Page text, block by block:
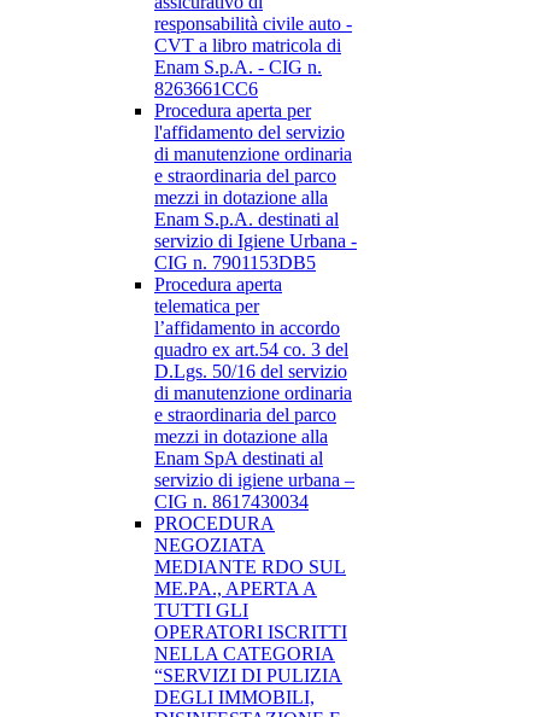
responsabilità civile auto -
CVT a libro matricola di
Enam S.p.A. - CIG n.
8263661CC6
Procedura aperta per
l'affidamento del servizio
di manutenzione ordinaria
e straordinaria del parco
mezzi in dotazione alla
Enam S.p.A. destinati al
servizio di Igiene Urbana -
CIG n. 7901153DB5
Procedura aperta
telematica per
l’affidamento in accordo
quadro ex art.54 co. 3 del
D.Lgs. 50/16 del servizio
di manutenzione ordinaria
e straordinaria del parco
mezzi in dotazione alla
Enam SpA destinati al
servizio di igiene urbana –
CIG n. 8617430034
PROCEDURA
NEGOZIATA
MEDIANTE RDO SUL
ME.PA., APERTA A
TUTTI GLI
OPERATORI ISCRITTI
NELLA CATEGORIA
“SERVIZI DI PULIZIA
DEGLI IMMOBILI,